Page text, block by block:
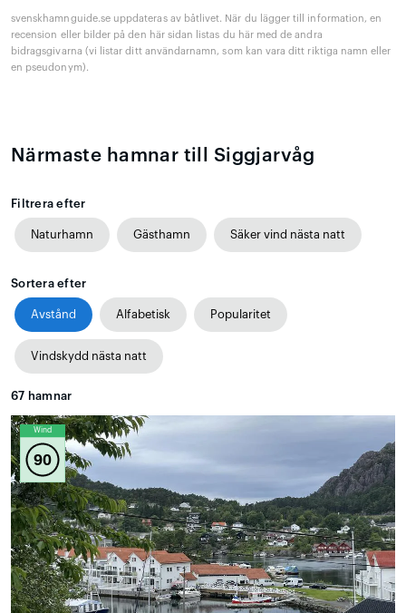
svenskhamnguide.se uppdateras av båtlivet. När du lägger till information, en
recension eller bilder på den här sidan listas du här med de andra
bidragsgivarna (vi listar ditt användarnamn, som kan vara ditt riktiga namn eller
en pseudonym).
Närmaste hamnar till Siggjarvåg
Filtrera efter
Naturhamn Gästhamn Säker vind nästa natt
Sortera efter
Avstånd Alfabetisk Popularitet
Vindskydd nästa natt
67 hamnar
Wind
90